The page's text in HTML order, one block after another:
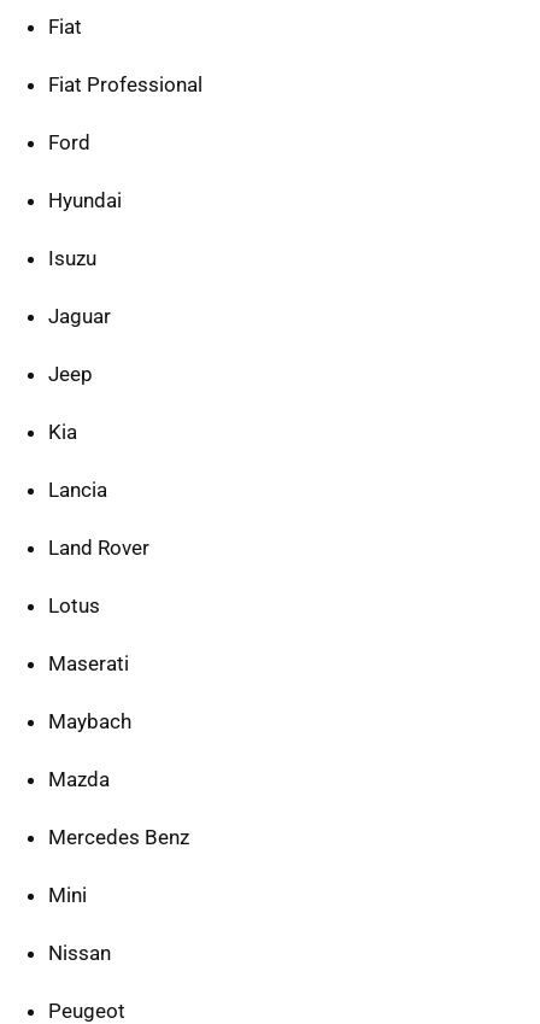
Fiat
Fiat Professional
Ford
Hyundai
Isuzu
Jaguar
Jeep
Kia
Lancia
Land Rover
Lotus
Maserati
Maybach
Mazda
Mercedes Benz
Mini
Nissan
Peugeot